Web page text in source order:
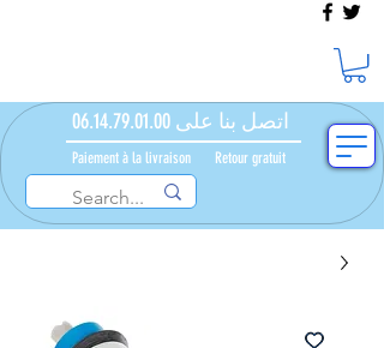
اتصل بنا على 06.14.79.01.00
Paiement à la livraison​ ​ Retour gratuit